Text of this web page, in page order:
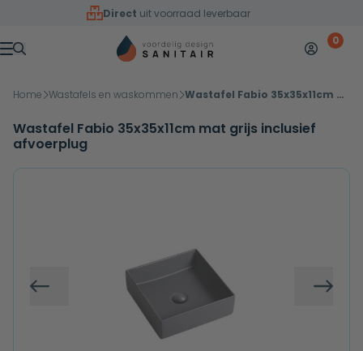
Overslaan naar inhoud
Direct uit voorraad leverbaar
Menu
Mijn 0
Home Wastafels en waskommen Wastafel Fabio 35x35x11cm mat grijs inclusief afvoerplug
Wastafel Fabio 35x35x11cm mat grijs inclusief
afvoerplug
Vorige